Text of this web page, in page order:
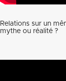
Relations sur un
mythe ou réalité ?